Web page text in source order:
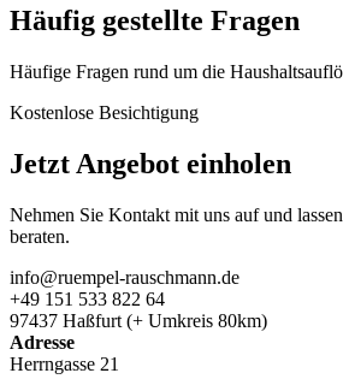
Häufig gestellte Fragen
Häufige Fragen rund um die
Kostenlose Besichtigung
Jetzt Angebot einholen
Nehmen Sie Kontakt mit uns auf und
beraten.
info@ruempel-rauschmann.de
+49 151 533 822 64
97437 Haßfurt (+ Umkreis 80km)
Adresse
Herrngasse 21